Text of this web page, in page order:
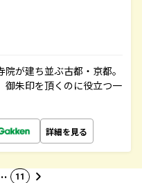
が建ち並ぶ古都・京都。
御朱印を頂くのに役立つ一
詳細を見る
11